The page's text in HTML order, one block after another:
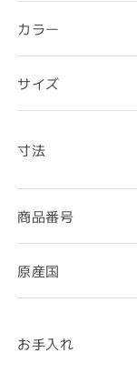
カラー
サイズ
寸法
商品番号
原産国
お手入れ